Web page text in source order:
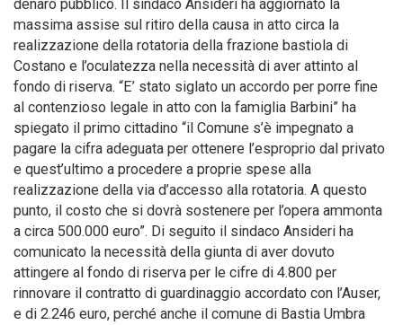
denaro pubblico. Il sindaco Ansideri ha aggiornato la
massima assise sul ritiro della causa in atto circa la
realizzazione della rotatoria della frazione bastiola di
Costano e l’oculatezza nella necessità di aver attinto al
fondo di riserva. “E’ stato siglato un accordo per porre fine
al contenzioso legale in atto con la famiglia Barbini” ha
spiegato il primo cittadino “il Comune s’è impegnato a
pagare la cifra adeguata per ottenere l’esproprio dal privato
e quest’ultimo a procedere a proprie spese alla
realizzazione della via d’accesso alla rotatoria. A questo
punto, il costo che si dovrà sostenere per l’opera ammonta
a circa 500.000 euro”. Di seguito il sindaco Ansideri ha
comunicato la necessità della giunta di aver dovuto
attingere al fondo di riserva per le cifre di 4.800 per
rinnovare il contratto di guardinaggio accordato con l’Auser,
e di 2.246 euro, perché anche il comune di Bastia Umbra